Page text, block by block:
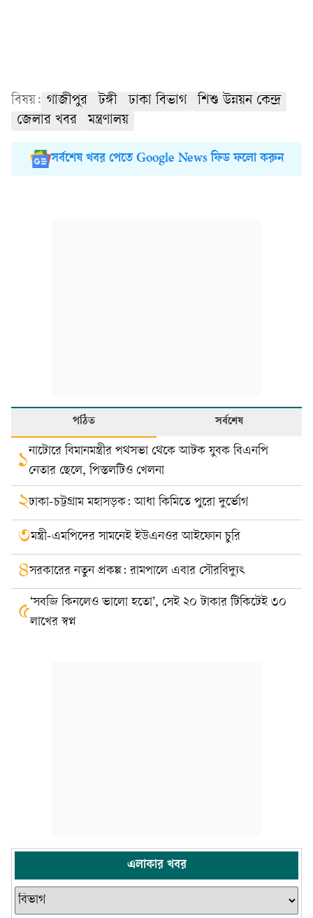
বিষয়: গাজীপুর টঙ্গী ঢাকা বিভাগ
শিশু উন্নয়ন কেন্দ্র
জেলার খবর
মন্ত্রণালয়
সর্বশেষ খবর পেতে Google News ফিড ফলো করুন
পঠিত সর্বশেষ
১নাটোরে বিমানমন্ত্রীর পথসভা থেকে আটক যুবক বিএনপি
নেতার ছেলে, পিস্তলটিও খেলনা
২ঢাকা-চট্টগ্রাম মহাসড়ক: আধা কিমিতে পুরো দুর্ভোগ
৩মন্ত্রী-এমপিদের সামনেই ইউএনওর আইফোন চুরি
৪সরকারের নতুন প্রকল্প: রামপালে এবার সৌরবিদ্যুৎ
৫‘সবজি কিনলেও ভালো হতো’, সেই ২০ টাকার টিকিটেই ৩০
লাখের স্বপ্ন
এলাকার খবর